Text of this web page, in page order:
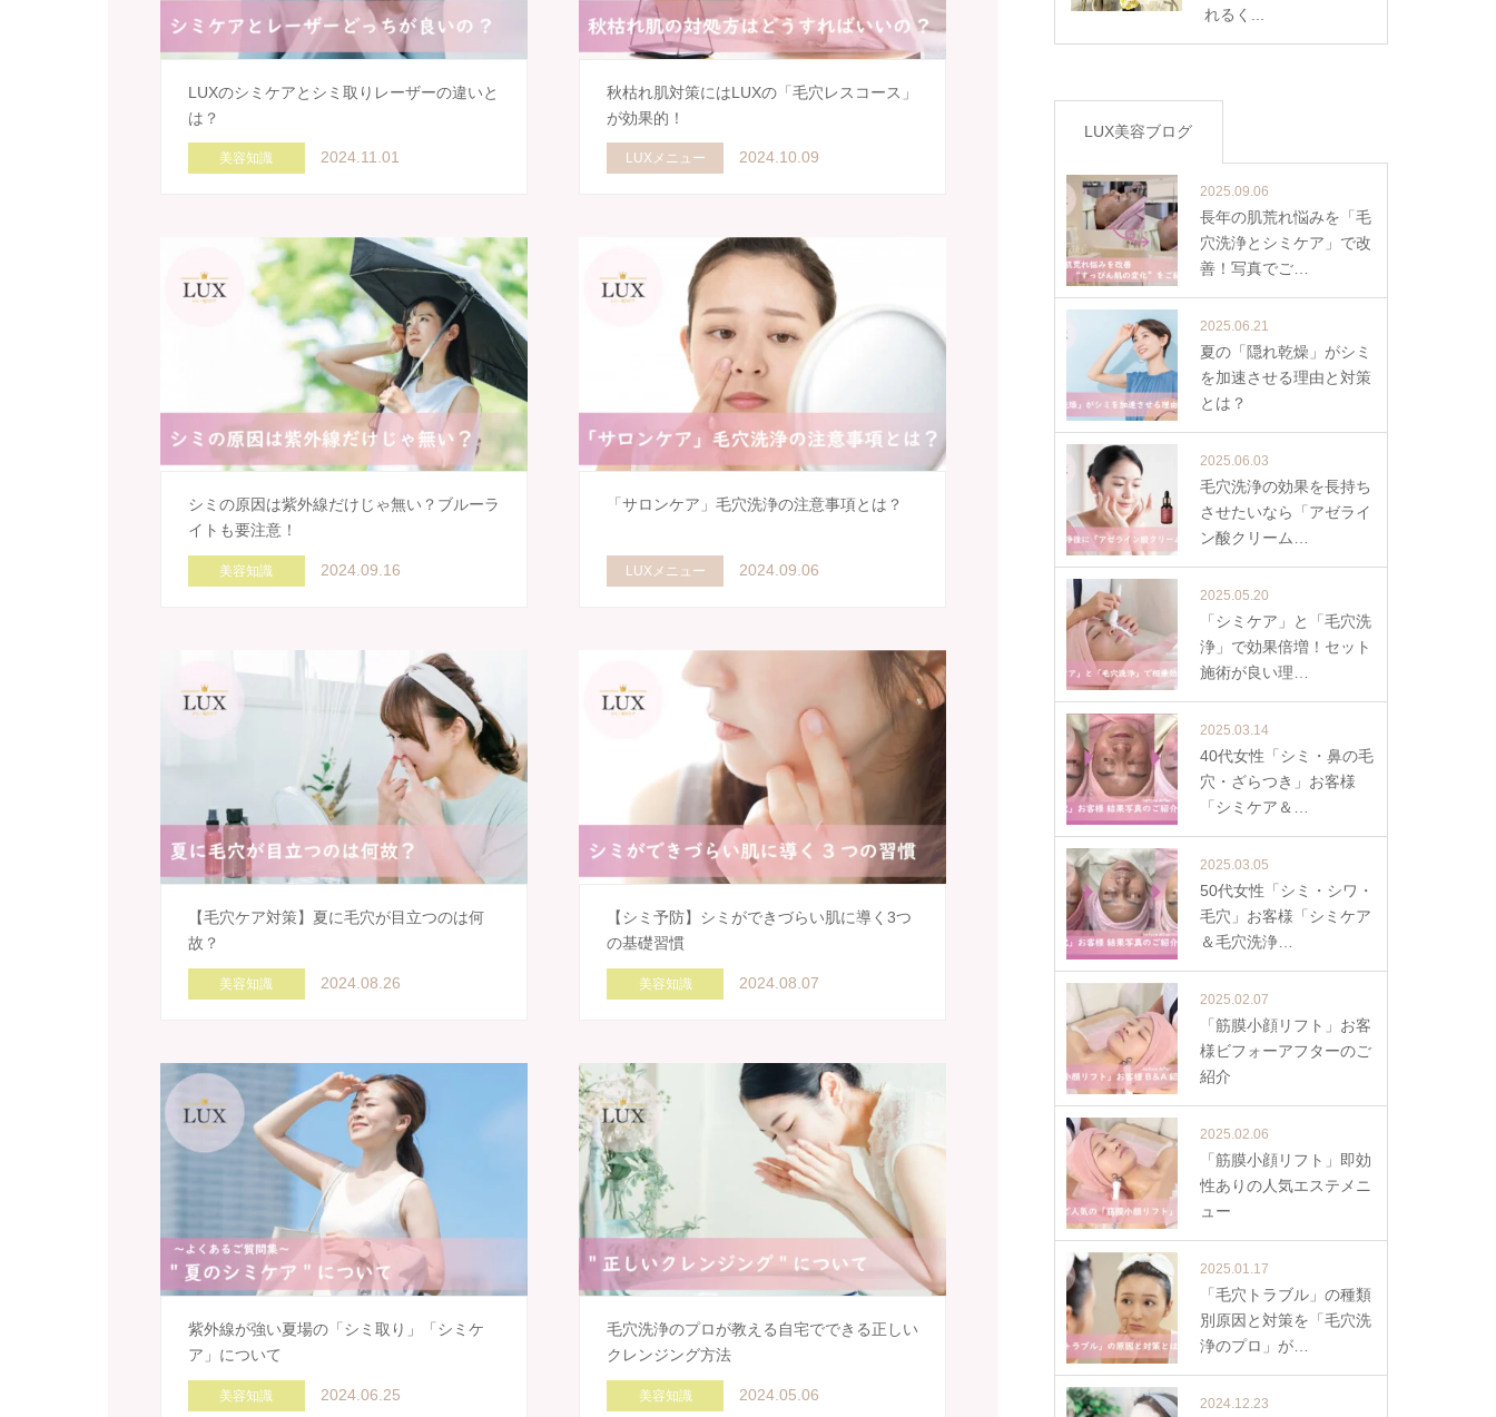
LUXのシミケアとシミ取りレーザーの違いと
は？
美容知識 2024.11.01
秋枯れ肌対策にはLUXの「毛穴レスコース」
が効果的！
LUXメニュー 2024.10.09
シミの原因は紫外線だけじゃ無い？ブルーラ
イトも要注意！
美容知識 2024.09.16
「サロンケア」毛穴洗浄の注意事項とは？
LUXメニュー 2024.09.06
【毛穴ケア対策】夏に毛穴が目立つのは何
故？
美容知識 2024.08.26
【シミ予防】シミができづらい肌に導く3つ
の基礎習慣
美容知識 2024.08.07
紫外線が強い夏場の「シミ取り」「シミケ
ア」について
美容知識 2024.06.25
毛穴洗浄のプロが教える自宅でできる正しい
クレンジング方法
美容知識 2024.05.06
れるく...
LUX美容ブログ
2025.09.06
長年の肌荒れ悩みを「毛
穴洗浄とシミケア」で改
善！写真でご…
2025.06.21
夏の「隠れ乾燥」がシミ
を加速させる理由と対策
とは？
2025.06.03
毛穴洗浄の効果を長持ち
させたいなら「アゼライ
ン酸クリーム…
2025.05.20
「シミケア」と「毛穴洗
浄」で効果倍増！セット
施術が良い理…
2025.03.14
40代女性「シミ・鼻の毛
穴・ざらつき」お客様
「シミケア＆…
2025.03.05
50代女性「シミ・シワ・
毛穴」お客様「シミケア
＆毛穴洗浄…
2025.02.07
「筋膜小顔リフト」お客
様ビフォーアフターのご
紹介
2025.02.06
「筋膜小顔リフト」即効
性ありの人気エステメニ
ュー
2025.01.17
「毛穴トラブル」の種類
別原因と対策を「毛穴洗
浄のプロ」が…
2024.12.23